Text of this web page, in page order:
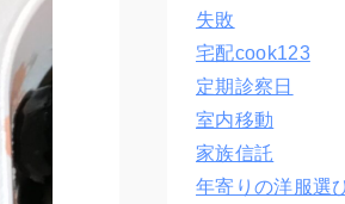
失敗
宅配cook123
定期診察日
室内移動
家族信託
年寄りの洋服選